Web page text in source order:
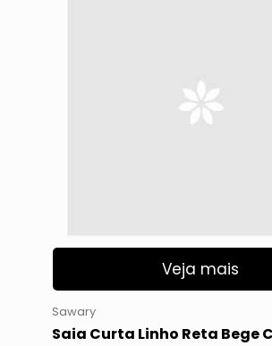
Veja mais
Sawary
Saia Curta Linho Reta Bege